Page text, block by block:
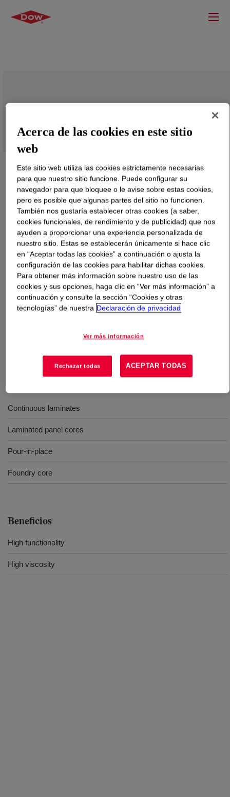
PAPI™ 20 Isocyanate
Qué esPAPI™ 20 Isocyanate?
Un polimetileno polifenilisocianato que contiene MDI.
Este producto tiene alta funcionalidad y alta viscosidad
para la formación de espumas de alta rigidez y fue
desarrollado para aplicaciones que dependen de alta
Continuous laminates
Laminated panel cores
Pour-in-place
Foundry core
Beneficios
High functionality
High viscosity
Acerca de las cookies en este sitio
web
Este sitio web utiliza las cookies estrictamente necesarias
para que nuestro sitio funcione. Puede configurar su
navegador para que bloquee o le avise sobre estas cookies,
pero es posible que algunas partes del sitio no funcionen.
También nos gustaría establecer otras cookies (a saber,
cookies funcionales, de rendimiento y de publicidad) que nos
ayuden a proporcionar una experiencia personalizada de
nuestro sitio. Estas se establecerán únicamente si hace clic
en “Aceptar todas las cookies” a continuación o ajusta la
configuración de las cookies para habilitar dichas cookies.
Para obtener más información sobre nuestro uso de las
cookies y sus opciones, haga clic en “Ver más información” a
continuación y consulte la sección “Cookies y otras
tecnologías” de nuestra Declaración de privacidad
Ver más información
Rechazar todas ACEPTAR TODAS